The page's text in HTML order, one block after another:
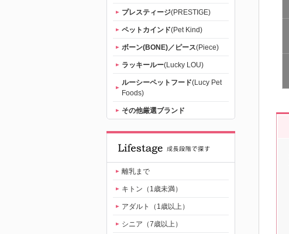
プレスティージ(PRESTIGE)
ペットカインド(Pet Kind)
ボーン(BONE)／ピース(Piece)
ラッキールー(Lucky LOU)
ルーシーペットフード(Lucy Pet
Foods)
その他厳選ブランド
離乳まで
キトン（1歳未満）
アダルト（1歳以上）
シニア（7歳以上）